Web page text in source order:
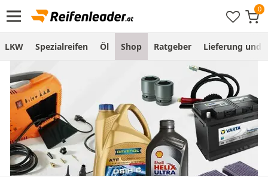
LKW Spezialreifen Öl Shop Ratgeber Lieferung und